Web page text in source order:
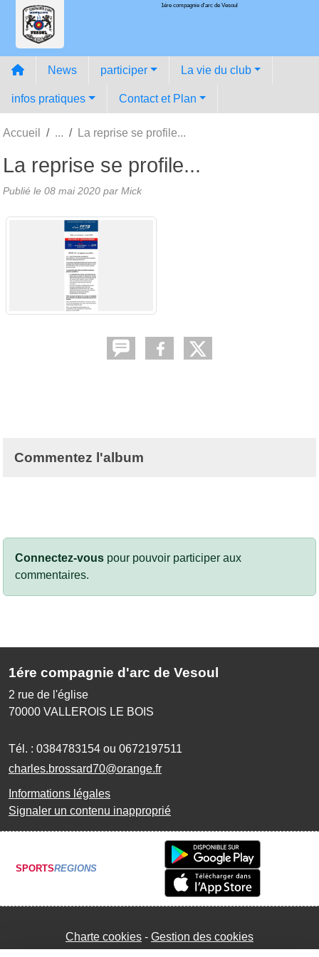
1ére compagnie d'arc de Vesoul
News participer La vie du club
infos pratiques Contact et Plan
Accueil La reprise se profile...
La reprise se profile...
Publié le 08 mai 2020 par Mick
Commentez l'album
Connectez-vous pour pouvoir participer aux
commentaires.
1ére compagnie d'arc de Vesoul
2 rue de l'église
70000 VALLEROIS LE BOIS
Tél. : 0384783154 ou 0672197511
charles.brossard70@orange.fr
Informations légales
Signaler un contenu inapproprié
SPORTSREGIONS
Charte cookies Gestion des cookies
Panneau de gestion des cookies